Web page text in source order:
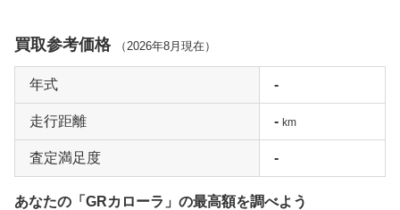
買取参考価格 （ 2026年8月 現在）
年式 -
走行距離 - km
査定満足度 -
あなたの「GRカローラ」の最高額を調べよう